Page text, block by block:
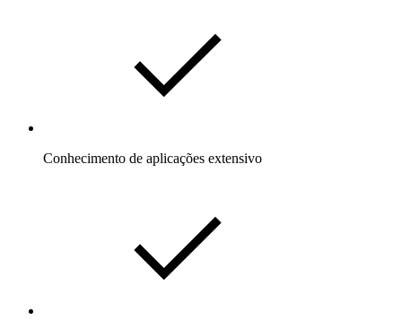
Conhecimento de aplicações extensivo